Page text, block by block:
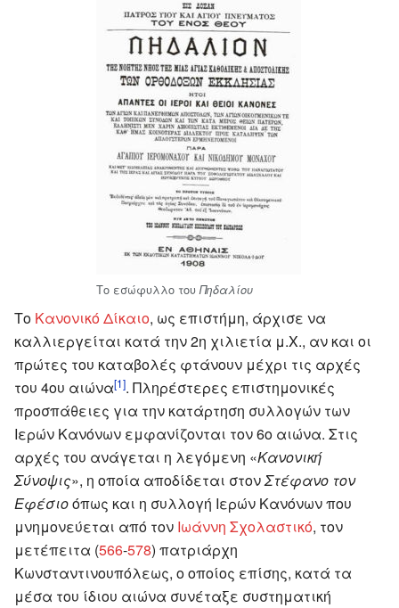
Το εσώφυλλο του Πηδαλίου
Το Κανονικό Δίκαιο, ως επιστήμη, άρχισε να
καλλιεργείται κατά την 2η χιλιετία μ.Χ., αν και οι
πρώτες του καταβολές φτάνουν μέχρι τις αρχές
του 4ου αιώνα[1]. Πληρέστερες επιστημονικές
προσπάθειες για την κατάρτηση συλλογών των
Ιερών Κανόνων εμφανίζονται τον 6ο αιώνα. Στις
αρχές του ανάγεται η λεγόμενη «Κανονική
Σύνοψις», η οποία αποδίδεται στονΣτέφανο τον
Εφέσιοόπως και η συλλογή Ιερών Κανόνων που
μνημονεύεται από τον Ιωάννη Σχολαστικό, τον
μετέπειτα (566-578) πατριάρχη
Κωνσταντινουπόλεως, ο οποίος επίσης, κατά τα
μέσα του ίδιου αιώνα συνέταξε συστηματική